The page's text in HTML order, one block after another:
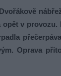
opět v
Oprava